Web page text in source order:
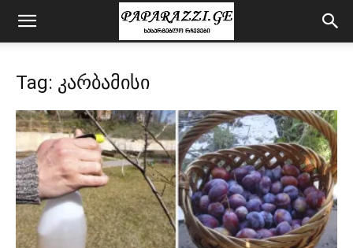
Tag: კარბამისი